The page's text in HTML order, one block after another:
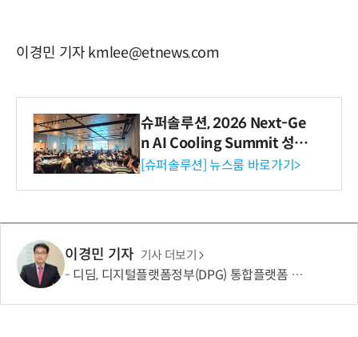
이경민 기자 kmlee@etnews.com
슈퍼솔루션, 2026 Next-Ge
n AI Cooling Summit 성황
리 성료
[슈퍼솔루션] 뉴스룸 바로가기>
이경민 기자 기사 더보기
디딤, 디지털플랫폼정부(DPG) 통합플랫폼 구현 2단계 완료